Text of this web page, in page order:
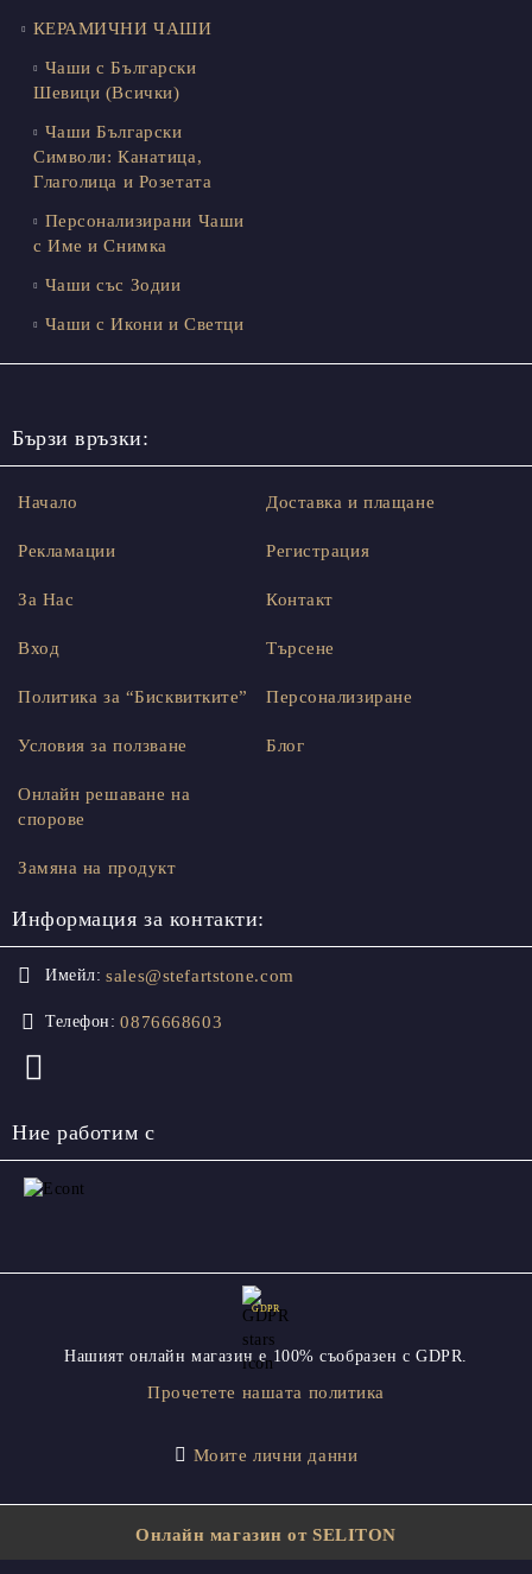
КЕРАМИЧНИ ЧАШИ
Чаши с Български
Шевици (Всички)
Чаши Български
Символи: Канатица,
Глаголица и Розетата
Персонализирани Чаши
с Име и Снимка
Чаши със Зодии
Чаши с Икони и Светци
Бързи връзки:
Начало
Рекламации
За Нас
Вход
Доставка и плащане
Регистрация
Контакт
Търсене
Политика за “Бисквитките”
Условия за ползване
Онлайн решаване на
спорове
Замяна на продукт
Персонализиране
Блог
Информация за контакти:
Имейл: sales@stefartstone.com
Телефон: 0876668603
Ние работим с
GDPR
Нашият онлайн магазин е 100% съобразен с GDPR.
Прочетете нашата политика
Моите лични данни
Онлайн магазин от SELITON